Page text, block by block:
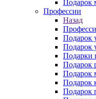
Подарок
Профессии
Назад
Подарок
Подарок
Подарки
Подарок
Подарок
Подарок
Подарок